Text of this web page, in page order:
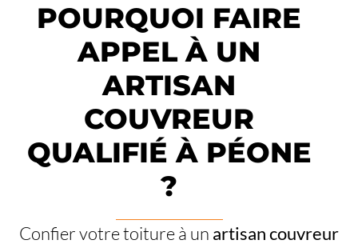
POURQUOI FAIRE
APPEL À UN
ARTISAN
COUVREUR
QUALIFIÉ À PÉONE
?
Confier votre toiture à un artisan couvreur